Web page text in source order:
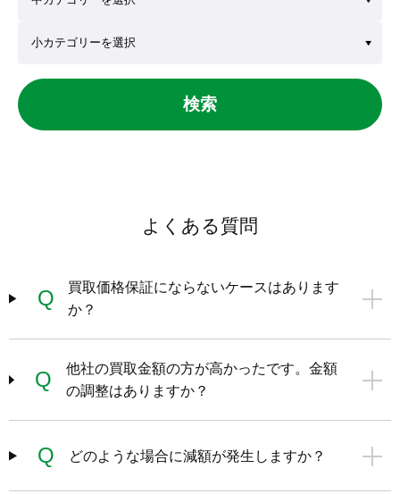
検索
よくある質問
Q
買取価格保証にならないケースはあります
か？
Q
他社の買取金額の方が高かったです。金額
の調整はありますか？
Q どのような場合に減額が発生しますか？